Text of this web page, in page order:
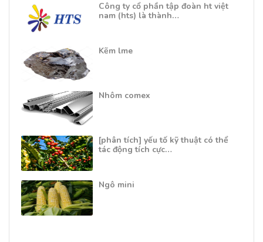
Công ty cổ phần tập đoàn ht việt
nam (hts) là thành…
Kẽm lme
Nhôm comex
[phân tích] yếu tố kỹ thuật có thể
tác động tích cực…
Ngô mini